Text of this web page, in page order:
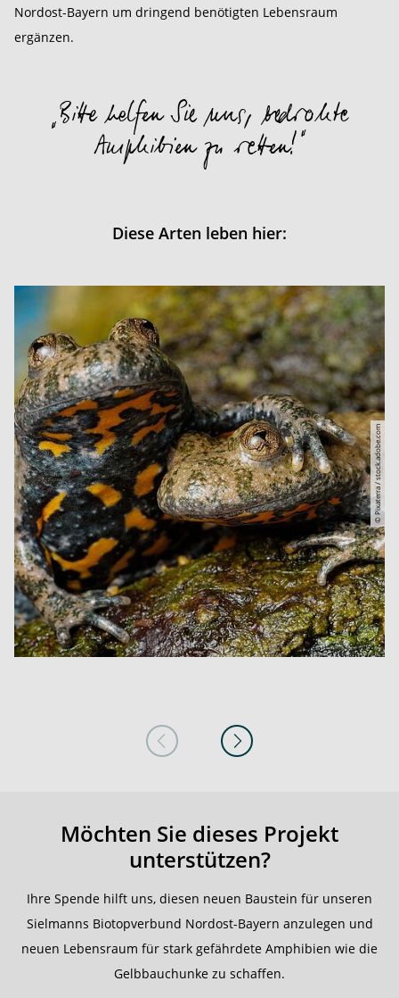
Nordost-Bayern um dringend benötigten Lebensraum
ergänzen.
„Bitte helfen Sie uns, bedrohte
Amphibien zu retten!“
Diese Arten leben hier:
© Pixaterra / stock.adobe.com
Möchten Sie dieses Projekt
unterstützen?
Ihre Spende hilft uns, diesen neuen Baustein für unseren
Sielmanns Biotopverbund Nordost-Bayern anzulegen und
neuen Lebensraum für stark gefährdete Amphibien wie die
Gelbbauchunke zu schaffen.